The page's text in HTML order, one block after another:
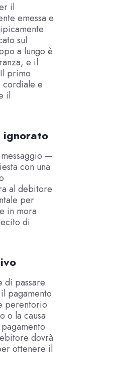
il
emessa e
sul
a lungo è
e il
primo
cordiale e
il
ignorato
—
con una
al debitore
per
in mora
di
di passare
pagamento
perentorio
o la causa
dovrà
ottenere il